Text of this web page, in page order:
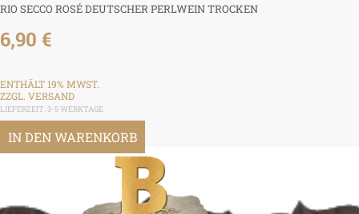
RIO SECCO ROSÉ DEUTSCHER PERLWEIN TROCKEN
6,90 €
ENTHÄLT 19% MWST.
ZZGL. VERSAND
LIEFERZEIT: 3-5 WERKTAGE
IN DEN WARENKORB